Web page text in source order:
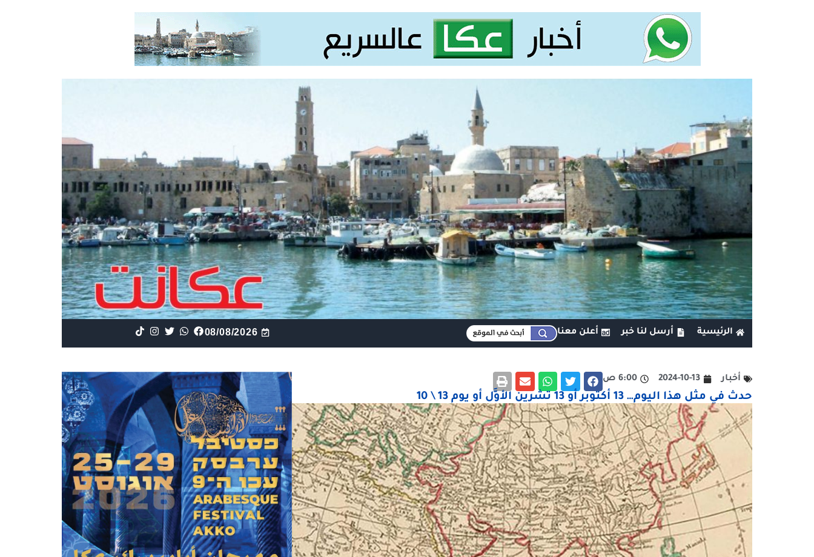
الرئيسية أرسل لنا خبر أعلن معنا 08/08/2026
أخبار 2024-10-13 6:00 ص
حدث في مثل هذا اليوم… 13 أكتوبر أو 13 تشرين الأوَّل أو يوم 13 \ 10